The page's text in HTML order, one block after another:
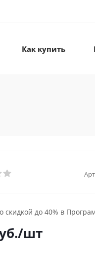
Как купить
скидкой до 40% в
/шт